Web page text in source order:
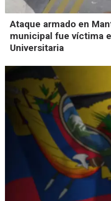
Ataque armado en
municipal fue víctima
Universitaria